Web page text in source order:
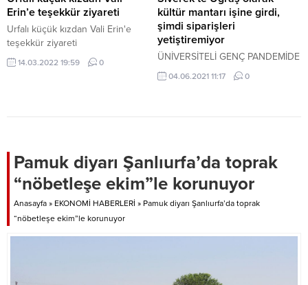
ara vermeden devam ediyor.
Göreve geldiği ilk...
Erin’e teşekkür ziyareti
Urfalı küçük kızdan Vali Erin'e
teşekkür ziyareti
14.03.2022 19:59 0
kültür mantarı işine girdi,
şimdi siparişleri
yetiştiremiyor
ÜNİVERSİTELİ GENÇ PANDEMİDE
UĞRAŞ OLARAK BAŞLADIĞI İŞE,
04.06.2021 11:17 0
Pamuk diyarı Şanlıurfa’da toprak
“nöbetleşe ekim”le korunuyor
Anasayfa » EKONOMİ HABERLERİ » Pamuk diyarı Şanlıurfa’da toprak
“nöbetleşe ekim”le korunuyor